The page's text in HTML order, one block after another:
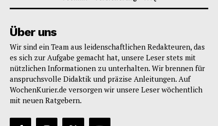
Über uns
Wir sind ein Team aus leidenschaftlichen Redakteuren, das
es sich zur Aufgabe gemacht hat, unsere Leser stets mit
nützlichen Informationen zu unterhalten. Wir brennen für
anspruchsvolle Didaktik und präzise Anleitungen. Auf
WochenKurier.de versorgen wir unsere Leser wöchentlich
mit neuen Ratgebern.